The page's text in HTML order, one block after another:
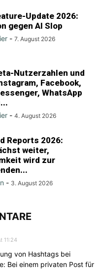
Update 2026:
gegen AI Slop
- 7. August 2026
Nutzerzahlen und
Facebook,
WhatsApp
- 4. August 2026
Reports 2026:
weiter,
wird zur
- 3. August 2026
11:24
von Hashtags bei
Bei einem privaten Post für